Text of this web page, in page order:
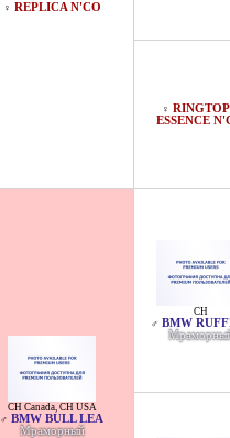
♀ REPLICA N'CO
♀
ESSENCE
CH Canada, CH USA
♂ BMW BULL LEA
Мраморный
CH
♂ BMW